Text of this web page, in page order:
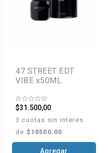
47 STREET EDT
VIBE x50ML
$31.500,00
3 cuotas sin interés
de $10500.00
Agregar